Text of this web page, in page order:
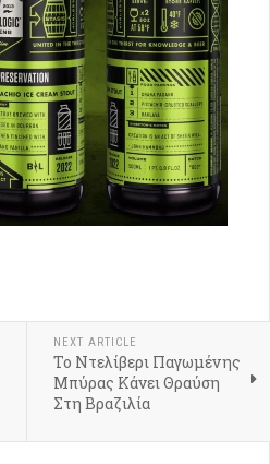
NEXT ARTICLE
Το Ντελίβερι Παγωμένης
Μπύρας Κάνει Θραύση
Στη Βραζιλία